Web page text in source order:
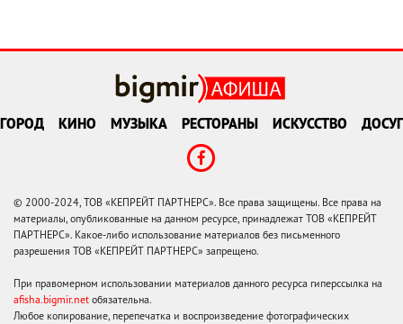
ГОРОД КИНО МУЗЫКА РЕСТОРАНЫ ИСКУССТВО ДОСУГ
© 2000-2024, ТОВ «КЕПРЕЙТ ПАРТНЕРС». Все права защищены. Все права на
материалы, опубликованные на данном ресурсе, принадлежат ТОВ «КЕПРЕЙТ
ПАРТНЕРС». Какое-либо использование материалов без письменного
разрешения ТОВ «КЕПРЕЙТ ПАРТНЕРС» запрещено.
При правомерном использовании материалов данного ресурса гиперссылка на
afisha.bigmir.net обязательна.
Любое копирование, перепечатка и воспроизведение фотографических